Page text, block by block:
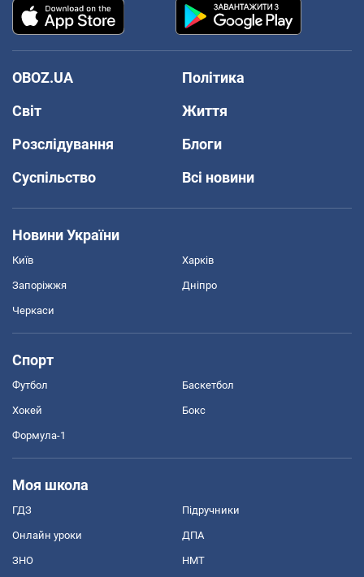
OBOZ.UA
Політика
Світ
Життя
Розслідування
Блоги
Суспільство
Всі новини
Новини України
Київ Харків
Запоріжжя Дніпро
Черкаси
Спорт
Футбол Баскетбол
Хокей Бокс
Формула-1
Моя школа
ГДЗ Підручники
Онлайн уроки ДПА
ЗНО НМТ